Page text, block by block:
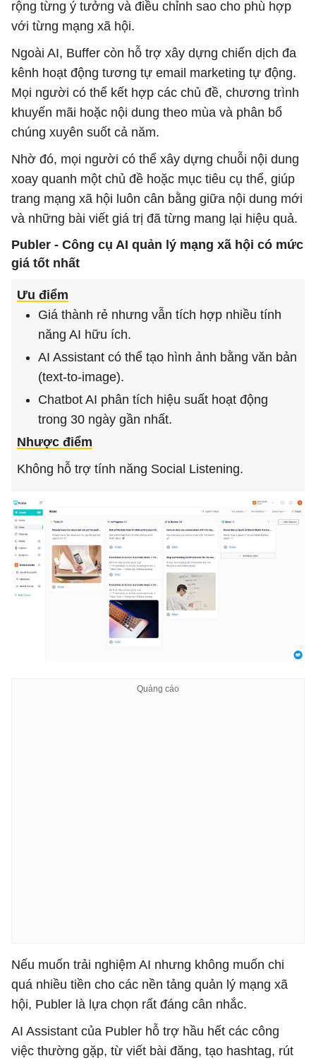
rộng từng ý tưởng và điều chỉnh sao cho phù hợp
với từng mạng xã hội.
Ngoài AI, Buffer còn hỗ trợ xây dựng chiến dịch đa
kênh hoạt động tương tự email marketing tự động.
Mọi người có thể kết hợp các chủ đề, chương trình
khuyến mãi hoặc nội dung theo mùa và phân bổ
chúng xuyên suốt cả năm.
Nhờ đó, mọi người có thể xây dựng chuỗi nội dung
xoay quanh một chủ đề hoặc mục tiêu cụ thể, giúp
trang mạng xã hội luôn cân bằng giữa nội dung mới
và những bài viết giá trị đã từng mang lại hiệu quả.
Publer - Công cụ AI quản lý mạng xã hội có mức
giá tốt nhất
Ưu điểm
Giá thành rẻ nhưng vẫn tích hợp nhiều tính
năng AI hữu ích.
AI Assistant có thể tạo hình ảnh bằng văn bản
(text-to-image).
Chatbot AI phân tích hiệu suất hoạt động
trong 30 ngày gần nhất.
Nhược điểm
Không hỗ trợ tính năng Social Listening.
Nếu muốn trải nghiệm AI nhưng không muốn chi
quá nhiều tiền cho các nền tảng quản lý mạng xã
hội, Publer là lựa chọn rất đáng cân nhắc.
AI Assistant của Publer hỗ trợ hầu hết các công
việc thường gặp, từ viết bài đăng, tạo hashtag, rút